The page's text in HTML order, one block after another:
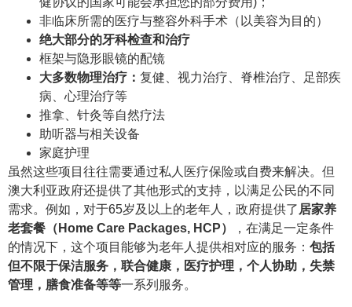
非临床所需的医疗与整容外科手术（以美容为目的）
绝大部分的牙科检查和治疗
框架与隐形眼镜的配镜
大多数物理治疗： 复健、视力治疗、脊椎治疗、足部疾
病、心理治疗等
推拿、针灸等自然疗法
助听器与相关设备
家庭护理
虽然这些项目往往需要通过私人医疗保险或自费来解决。但
澳大利亚政府还提供了其他形式的支持，以满足公民的不同
需求。例如，对于65岁及以上的老年人，政府提供了 居家养
老套餐（Home Care Packages, HCP）
，在满足一定条件
的情况下，这个项目能够为老年人提供相对应的服务： 包括
但不限于保洁服务， 联合健康，医疗护理，个人协助，失禁
管理，膳食准备等等一系列服务。